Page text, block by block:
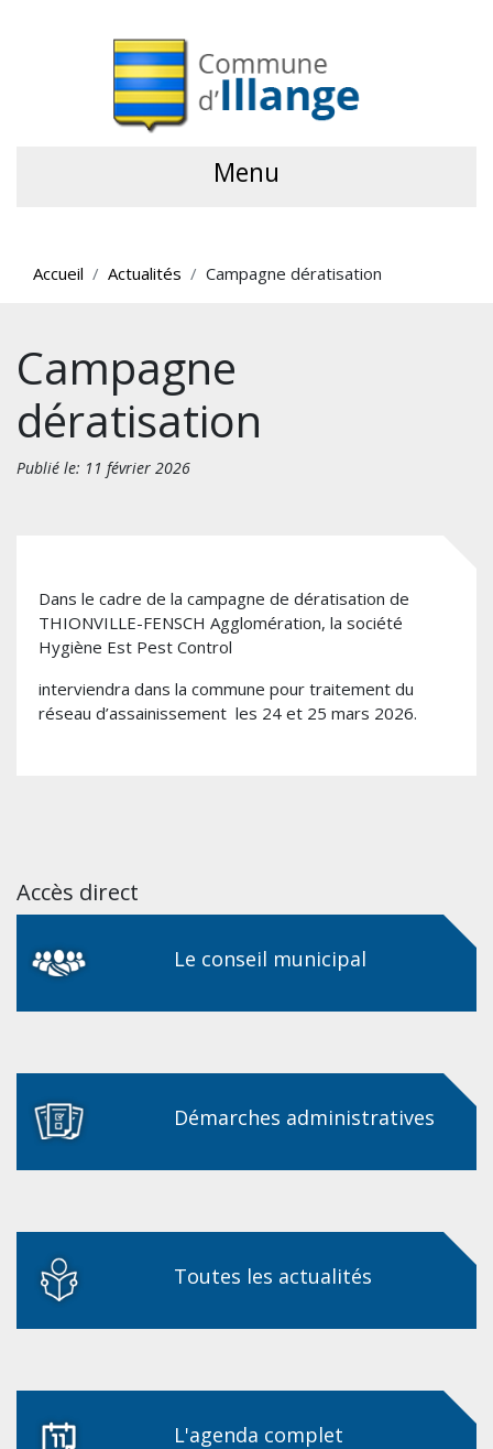
Menu
Accueil Actualités Campagne dératisation
Campagne
dératisation
Publié le: 11 février 2026
Dans le cadre de la campagne de dératisation de
THIONVILLE-FENSCH Agglomération, la société
Hygiène Est Pest Control
interviendra dans la commune pour traitement du
réseau d’assainissement les 24 et 25 mars 2026.
Accès direct
Le conseil municipal
Démarches administratives
Toutes les actualités
L'agenda complet